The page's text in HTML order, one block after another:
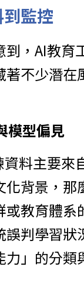
監控
到，AI教育
著不少潛在
模型偏見
料主要來
化背景，那
教育體系
誤判學習狀
力」的分類